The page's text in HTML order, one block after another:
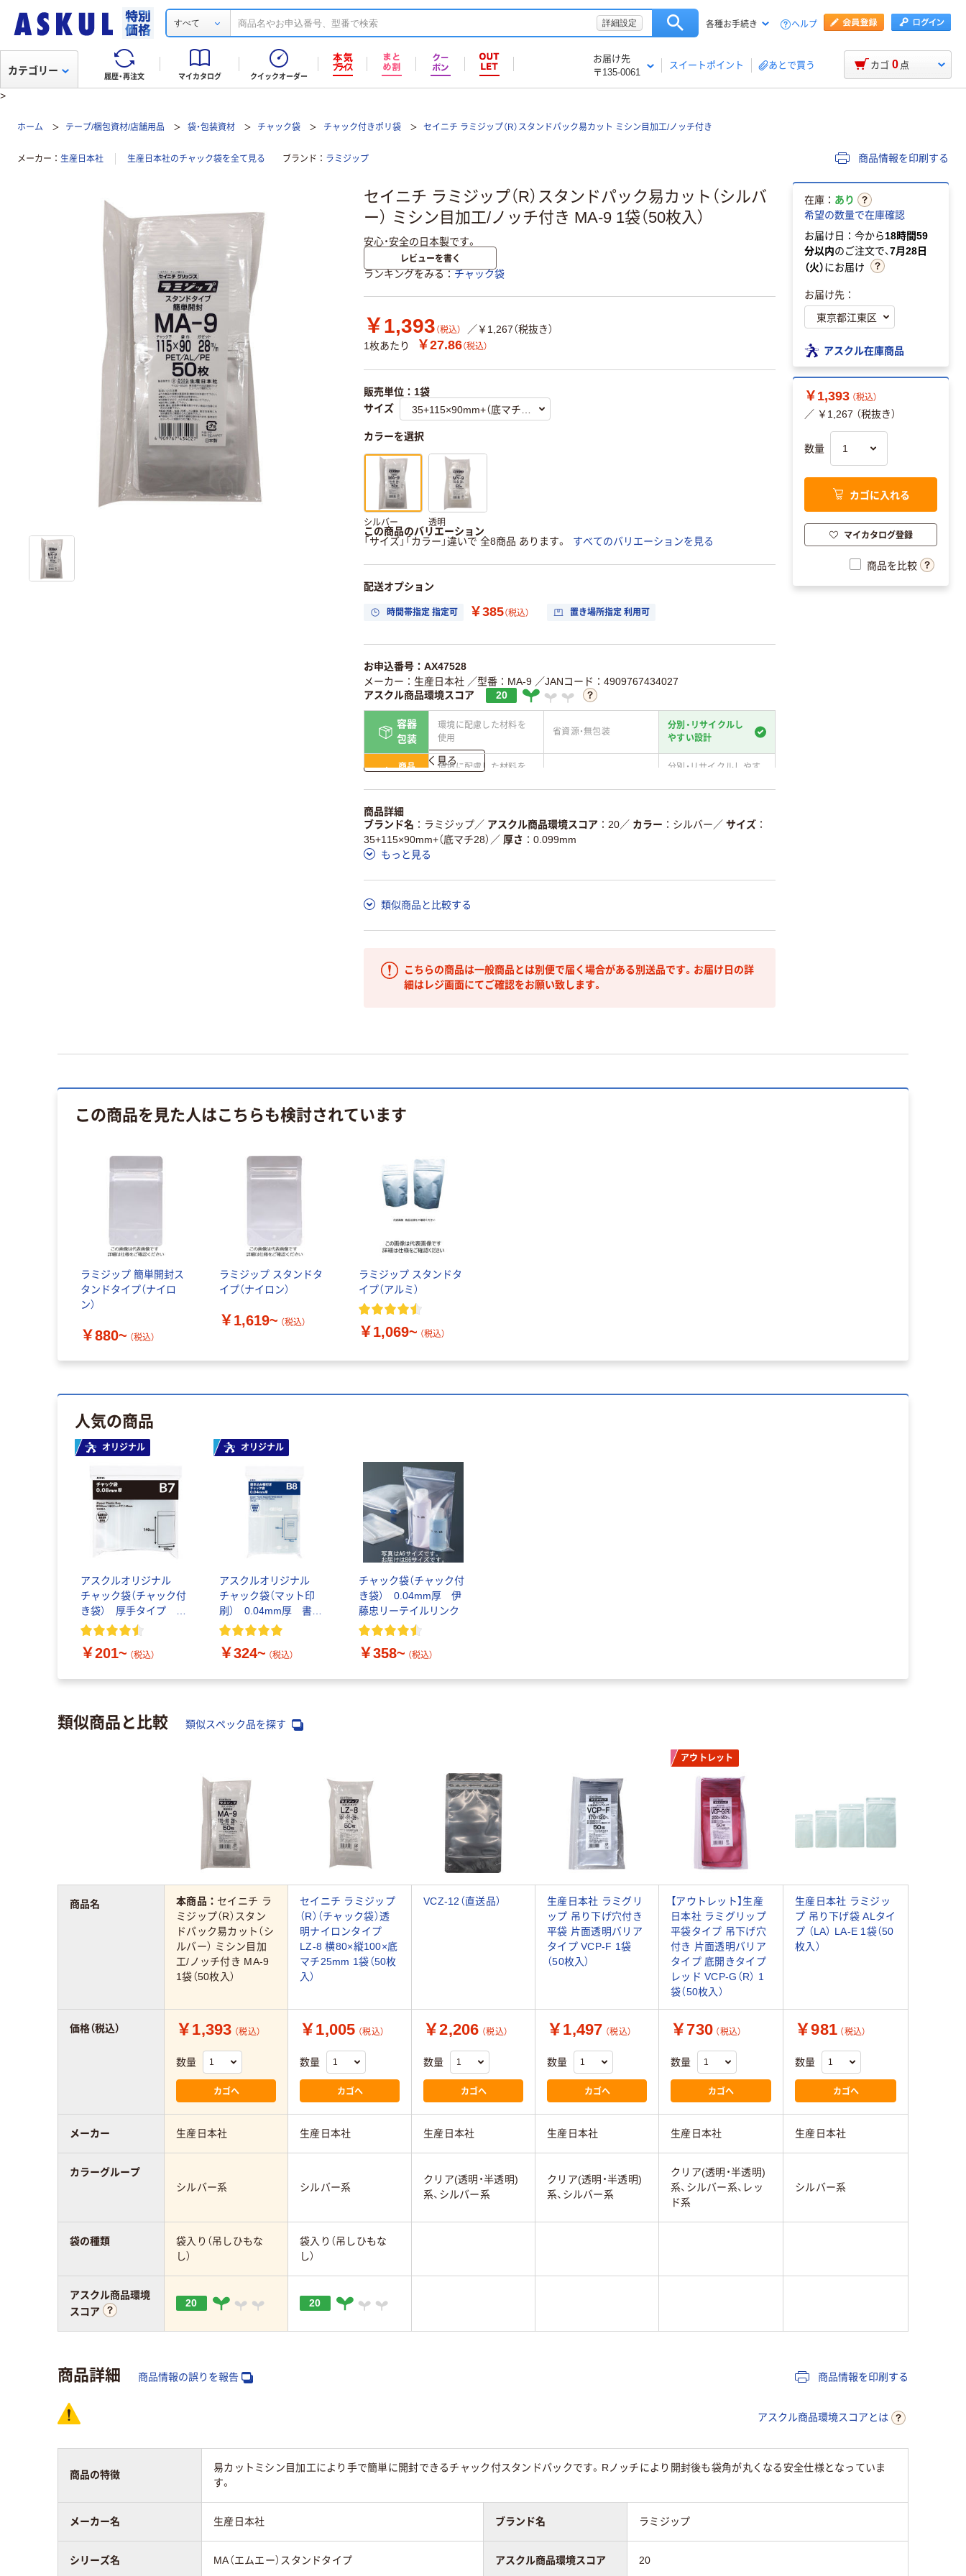
すべて 詳細設定 各種お手続き ヘルプ
履歴・再注文 マイカタログ クイックオーダー
お届け先
〒135-0061
スイートポイント あとで買う
カテゴリー カゴ 0 点
>
ホーム テープ/梱包資材/店舗用品 袋・包装資材 チャック袋 チャック付きポリ袋 セイニチ ラミジップ（R）スタンドパック易カット ミシン目加工/ノッチ付き
メーカー 生産日本社 生産日本社のチャック袋を全て見る ブランド ラミジップ 商品情報を印刷する
セイニチ ラミジップ（R）スタンドパック易カット（シルバ
ー） ミシン目加工/ノッチ付き MA-9 1袋（50枚入）
安心・安全の日本製です。
レビューを書く
ランキングをみる チャック袋
￥1,393 （税込）
／￥1,267（税抜き）
1枚あたり
￥27.86（税込）
販売単位：1袋
サイズ
カラーを選択
シルバー 透明
この商品のバリエーション
「サイズ」「カラー」違いで 全8商品 あります。
すべてのバリエーションを見る
配送オプション
時間帯指定 指定可 ￥385（税込） 置き場所指定 利用可
お申込番号：AX47528
メーカー：生産日本社 ／型番：MA-9 ／JANコード：4909767434027
アスクル商品環境スコア
20
容器
包装
環境に配慮した材料を
使用
省資源・無包装
分別・リサイクルし
やすい設計
商品
環境に配慮した材料を
分別・リサイクルしやす
仕組
ある
ている
削減
この商品の環境配慮ポイントです。詳しくはページ下部の商品詳細「
ア詳細／加点項目
詳しく見る
商品詳細
ブランド名
ラミジップ／ アスクル商品環境スコア 20／ カラー シルバー ／ サイズ
35+115×90mm+（底マチ28） ／ 厚さ
0.099mm
もっと見る
類似商品と比較する
こちらの商品は一般商品とは別便で届く場合がある別送品です。お届け日の詳
細はレジ画面にてご確認をお願い致します。
在庫： あり
希望の数量で在庫確認
お届け日：今から18時間59
分以内のご注文で、7月28日
（火）にお届け
お届け先：
アスクル在庫商品
￥1,393 （税込）
／ ￥1,267 （税抜き）
数量
カゴに入れる
マイカタログ登録
商品を比較
この商品を見た人はこちらも検討されています
ラミジップ 簡単開封ス
タンドタイプ（ナイロ
ン）
￥880~ （税込）
ラミジップ スタンドタ
イプ（ナイロン）
￥1,619~ （税込）
ラミジップ スタンドタ
イプ（アルミ）
￥1,069~ （税込）
人気の商品
オリジナル
アスクルオリジナル
チャック袋（チャック付
き袋） 厚手タイプ
0.08mm厚
￥201~ （税込）
オリジナル
アスクルオリジナル
チャック袋（マット印
刷） 0.04mm厚 書き
込み欄付き
￥324~ （税込）
チャック袋（チャック付
き袋） 0.04mm厚 伊
藤忠リーテイルリンク
￥358~ （税込）
類似商品と比較 類似スペック品を探す
アウトレット
商品名 本商品： セイニチ ラ
ミジップ（R）スタン
ドパック易カット（シ
ルバー） ミシン目加
工/ノッチ付き MA-9
1袋（50枚入）
セイニチ ラミジップ
（R）（チャック袋）透
明ナイロンタイプ
LZ-8 横80×縦100×底
マチ25mm 1袋（50枚
入）
VCZ-12（直送品）
生産日本社 ラミグリ
ップ 吊り下げ穴付き
平袋 片面透明バリア
タイプ VCP-F 1袋
（50枚入）
【アウトレット】生産
日本社 ラミグリップ
平袋タイプ 吊下げ穴
付き 片面透明バリア
タイプ 底開きタイプ
レッド VCP-G（R） 1
袋（50枚入）
生産日本社 ラミジッ
プ 吊り下げ袋 ALタイ
プ （LA） LA-E 1袋（50
枚入）
価格（税込） ￥1,393 （税込）
数量
カゴへ
￥1,005 （税込）
数量
カゴへ
￥2,206 （税込）
数量
カゴへ
￥1,497 （税込）
数量
カゴへ
￥730 （税込）
数量
カゴへ
￥981 （税込）
数量
カゴへ
メーカー 生産日本社 生産日本社 生産日本社 生産日本社 生産日本社 生産日本社
カラーグループ
シルバー系
シルバー系
クリア(透明・半透明)
系、シルバー系
クリア(透明・半透明)
系、シルバー系
クリア(透明・半透明)
系、シルバー系、レッ
ド系
シルバー系
袋の種類
袋入り（吊しひもな
し）
袋入り（吊しひもな
し）
アスクル商品環境
スコア
20 20
商品詳細 商品情報の誤りを報告 商品情報を印刷する
アスクル商品環境スコアとは
商品の特徴
易カットミシン目加工により手で簡単に開封できるチャック付スタンドパックです。Rノッチにより開封後も袋角が丸くなる安全仕様となっていま
す。
メーカー名 生産日本社 ブランド名 ラミジップ
シリーズ名 MA（エムエー）スタンドタイプ アスクル商品環境スコア 20